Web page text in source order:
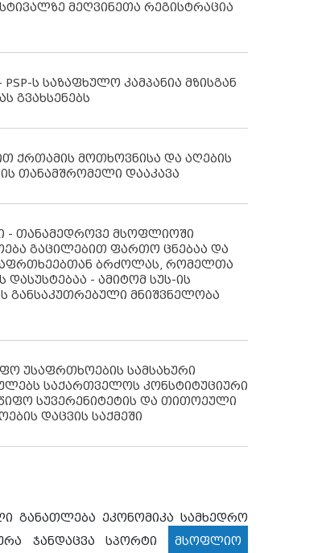
მეღვინეთა რეგისტრაცია
ს საზაფხულო კამპანია მზისგან
გვახსენებს
ქრთამის მოთხოვნისა და აღების
თანამშრომელი დააკავა
- თანამედროვე მსოფლიოში
გაცილებით ფართო ცნებაა და
ბრძოლას, რომელთა
დასუსტებაა - ამიტომ სუს-ის
განსაკუთრებული მნიშვნელობა
უსაფრთხოების სამსახური
საქართველოს კონსტიტუციური
სუვერენიტეტის და თითოეული
დაცვის საქმეში
განათლება ეკონომიკა სამხედრო
ჯანდაცვა სპორტი მსოფლიო